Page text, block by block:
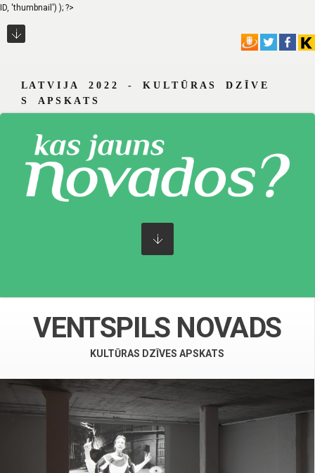
ID, 'thumbnail') ); ?>
L A T V I J A 2 0 2 2 - K U L T Ū R A S D Z Ī V E
S A P S K A T S
VENTSPILS NOVADS
KULTŪRAS DZĪVES APSKATS